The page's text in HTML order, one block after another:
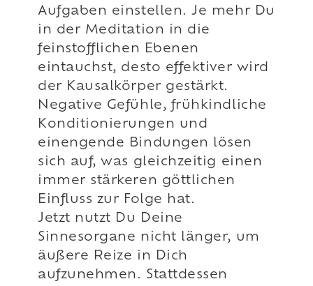
Aufgaben einstellen. Je mehr Du
in der Meditation in die
feinstofflichen Ebenen
eintauchst, desto effektiver wird
der Kausalkörper gestärkt.
Negative Gefühle, frühkindliche
Konditionierungen und
einengende Bindungen lösen
sich auf, was gleichzeitig einen
immer stärkeren göttlichen
Einfluss zur Folge hat.
Jetzt nutzt Du Deine
Sinnesorgane nicht länger, um
äußere Reize in Dich
aufzunehmen. Stattdessen